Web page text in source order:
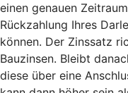
einen genauen
Rückzahlung Ihres
können. Der Zinssatz
Bauzinsen. Bleibt
diese über eine